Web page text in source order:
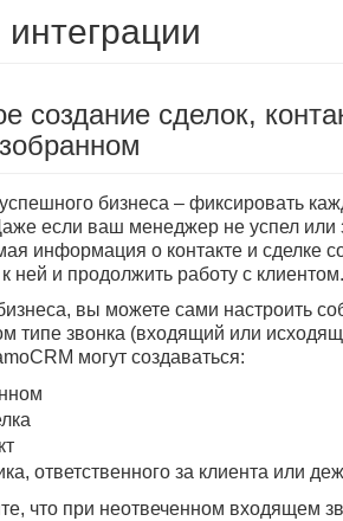
создание сделок,
бизнеса – фиксировать
если ваш менеджер не успел или
информация о контакте и сделке
ней и продолжить работу с клиентом.
вы можете сами настроить
типе звонка (входящий или
могут создаваться:
ответственного за клиента или
что при неотвеченном входящем